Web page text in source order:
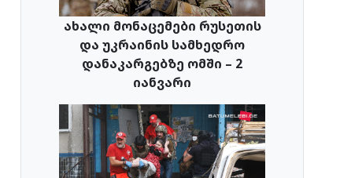
ახალი მონაცემები რუსეთის
და უკრაინის სამხედრო
დანაკარგებზე ომში – 2
იანვარი